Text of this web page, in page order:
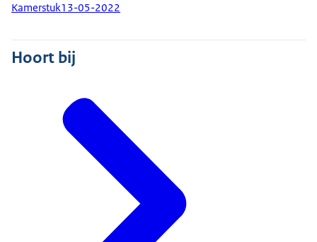
Kamerstuk13-05-2022
Hoort bij